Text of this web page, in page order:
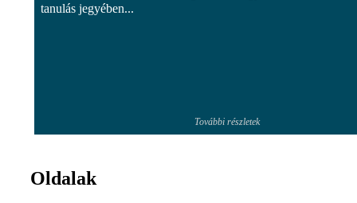
tanulás jegyében...
További részletek
Oldalak